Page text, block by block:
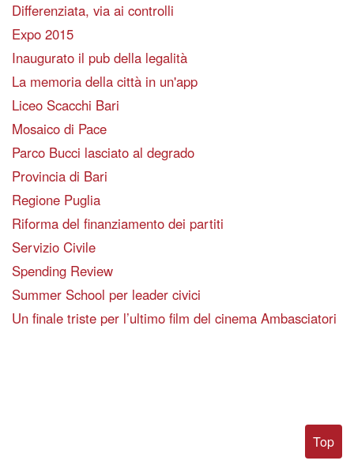
Differenziata, via ai controlli
Expo 2015
Inaugurato il pub della legalità
La memoria della città in un'app
Liceo Scacchi Bari
Mosaico di Pace
Parco Bucci lasciato al degrado
Provincia di Bari
Regione Puglia
Riforma del finanziamento dei partiti
Servizio Civile
Spending Review
Summer School per leader civici
Un finale triste per l’ultimo film del cinema Ambasciatori
Top